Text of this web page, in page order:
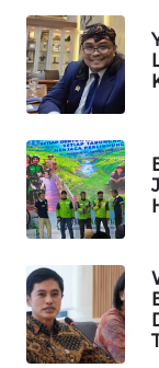
Wahana
Media
Group
WAHANA
NEWS
WAHANA
TANI
WAHANA
ADVOKAT